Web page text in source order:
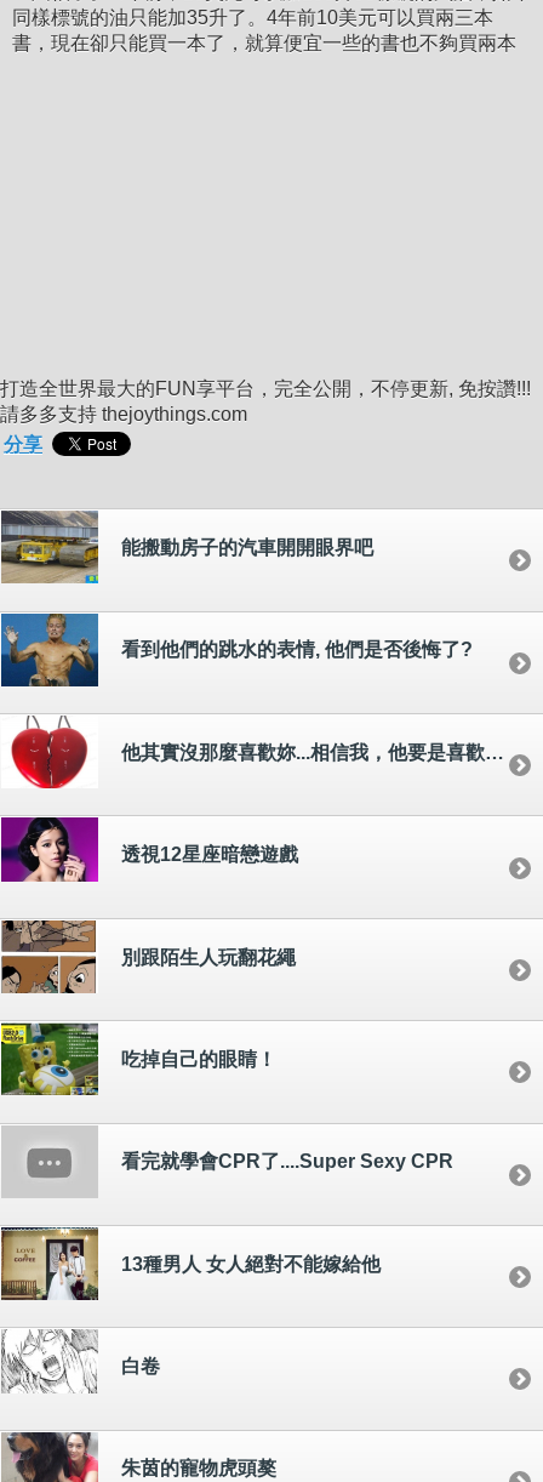
同樣標號的油只能加35升了。4年前10美元可以買兩三本
書，現在卻只能買一本了，就算便宜一些的書也不夠買兩本
打造全世界最大的FUN享平台，完全公開，不停更新, 免按讚!!!
請多多支持 thejoythings.com
分享
能搬動房子的汽車開開眼界吧
看到他們的跳水的表情, 他們是否後悔了?
他其實沒那麼喜歡妳...相信我，他要是喜歡妳，絕對會約妳出去
透視12星座暗戀遊戲
別跟陌生人玩翻花繩
吃掉自己的眼睛！
看完就學會CPR了....Super Sexy CPR
13種男人 女人絕對不能嫁給他
白卷
朱茵的寵物虎頭獒